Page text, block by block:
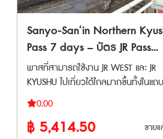
imaichi – Tobu-nikko และ
Have Fun in Tokyo Pass (สามารถเลือก
เข้าชมได้ 3 สถานที่ ) 1. Hakone
Kowakien Yunessun Spa Resort Pass
(Yunessun area + Hot Spring area)
2. Forest Adventure Yokohama Hiking
Course 60-Minute Experience 3. Forest
Adventure Hakone Canopy Course
4. KEIKYU Misaki Maguro Day Trip One-
Day Tour - From Shinagawa
Transit (Rinkai) • รถไฟ Hokuriku
Shinkansen ระหว่าง Tokyo -
รถไฟ Joetsu Shinkansen ระหว่าง
Gala Yuzawa • รถไฟ Tohoku Shinkansen
ระหว่าง Tokyo - Nasushiobara •
รถไฟ Tobu ไม่ว่าจะเป็น Nikkō, SPACIA
Nikkō, Kinugawa และ SPACIA
ข้อจำกัด * ไม่สามารถใช้ JR TOKYO Wide
Pass กับรถไฟสาย Tokaido
Sanyo-San‘in Northern
Pass 7 days – บัตร JR Pass
สำหรับซันโย, ซันอิน และคิวชูตอน
เหนือ 7 วัน
พาสที่สามารถใช้งาน JR WEST และ JR
KYUSHU ไปเที่ยวได้ไกลมากขึ้นทั้งในแถ
และถึงเกาะคิวชูเหนือ เพิ่มเส้นทางมากกว่
ขึ้นรถไฟ JR ได้ไม่จำกัด จาก Osaka /
ไปยัง Sanyo / San’in และ Kyushu เ
0.00
฿ 5,414.50 ขาย